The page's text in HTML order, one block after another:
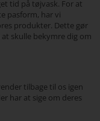
tid på tøjvask. For at
pasform, har vi
produkter. Dette gør
skulle bekymre dig om
tilbage til os igen
har at sige om deres